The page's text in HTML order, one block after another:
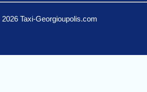
Taxi-Georgioupolis.com